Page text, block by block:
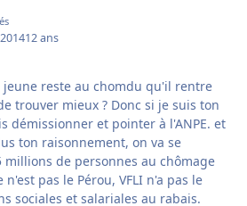
12 ans
reste au chomdu qu'il rentre
trouver mieux ? Donc si je suis ton
démissionner et pointer à l'ANPE. et
ton raisonnement, on va se
millions de personnes au chômage
pas le Pérou, VFLI n'a pas le
sociales et salariales au rabais.